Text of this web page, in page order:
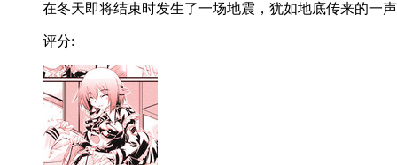
在冬天即将结束时发生了一场地震，犹如地底传来的一
评分: